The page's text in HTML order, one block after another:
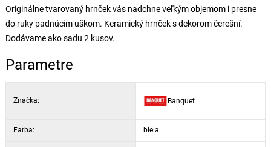
Originálne tvarovaný hrnček vás nadchne veľkým objemom i presne
do ruky padnúcim uškom. Keramický hrnček s dekorom čerešní.
Dodávame ako sadu 2 kusov.
Parametre
Značka: Banquet
Farba: biela